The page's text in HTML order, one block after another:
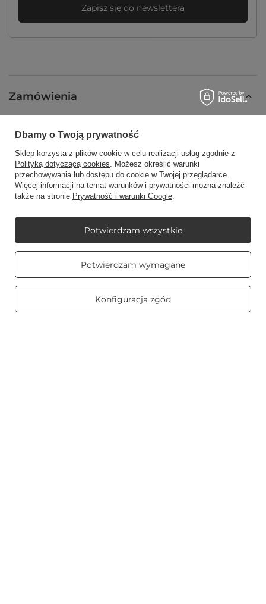
Zapisz się do newslettera
Zamówienia
Chcę zareklamować produkt
Chcę zwrócić produkt
Chcę wymienić towar
Kontakt
Regulaminy
Dbamy o Twoją prywatność
Sklep korzysta z plików cookie w celu realizacji usług zgodnie z
Polityką dotyczącą cookies. Możesz określić warunki
przechowywania lub dostępu do cookie w Twojej przeglądarce.
Więcej informacji na temat warunków i prywatności można znaleźć
także na stronie Prywatność i warunki Google.
Potwierdzam wymagane
Konfiguracja zgód
Potwierdzam wszystkie